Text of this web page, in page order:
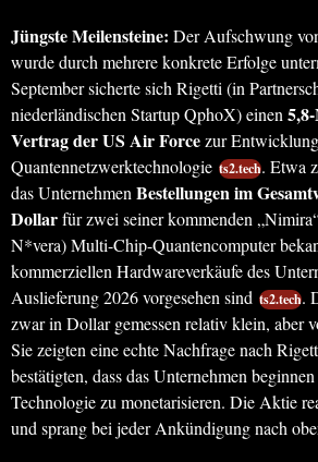
Jüngste Meilensteine: Der Aufschwung
wurde durch mehrere konkrete Erfolge
September sicherte sich Rigetti (in
niederländischen Startup QphoX) einen
Vertrag der US Air Forcezur
Quantennetzwerktechnologie ts2.tech. Etwa
das Unternehmen Bestellungen im
Dollarfür zwei seiner kommenden
N*vera) Multi-Chip-Quantencomputer
kommerziellen Hardwareverkäufe des
Auslieferung 2026 vorgesehen sind ts2.tech.
zwar in Dollar gemessen relativ klein, aber
Sie zeigten eine echte Nachfrage nach
bestätigten, dass das Unternehmen
Technologie zu monetarisieren. Die Aktie
und sprang bei jeder Ankündigung nach